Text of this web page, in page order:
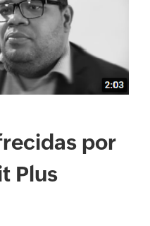
por
Plus